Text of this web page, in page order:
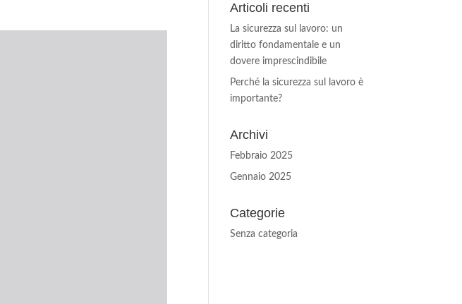
Articoli recenti
La sicurezza sul lavoro: un
diritto fondamentale e un
dovere imprescindibile
Perché la sicurezza sul lavoro è
importante?
Archivi
Febbraio 2025
Gennaio 2025
Categorie
Senza categoria